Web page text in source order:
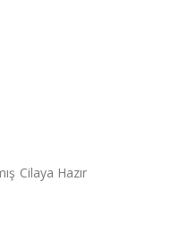
Cilaya Hazır